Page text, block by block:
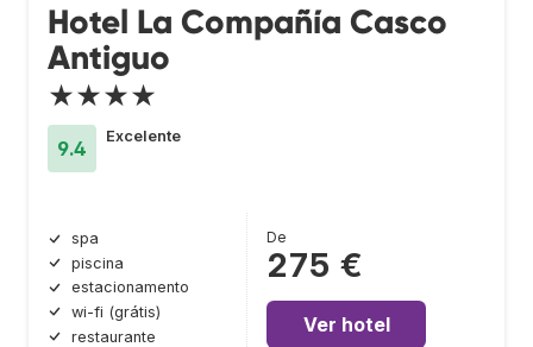
Hotel La Compañía Casco
Antiguo
★★★★
9.4
Excelente
spa
piscina
estacionamento
wi-fi (grátis)
restaurante
De
275 €
Ver hotel